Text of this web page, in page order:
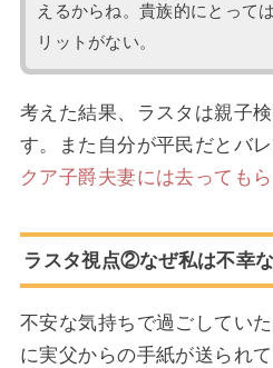
えるからね。貴族的にとって
リットがない。
考えた結果、ラスタは親子
す。また自分が平民だとバレ
クア子爵夫妻には去ってもら
ラスタ視点②なぜ私は不幸
不安な気持ちで過ごしてい
に実父からの手紙が送られ